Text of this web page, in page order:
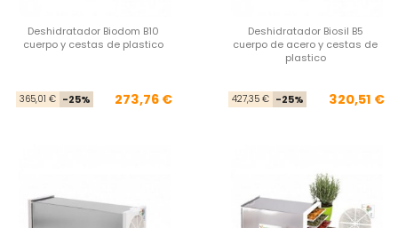
Deshidratador Biodom B10
cuerpo y cestas de plastico
Precio base
365,01 € -25% Precio
273,76 €
Deshidratador Biosil B5
cuerpo de acero y cestas de
plastico
427,35 € -25% 320,51 €